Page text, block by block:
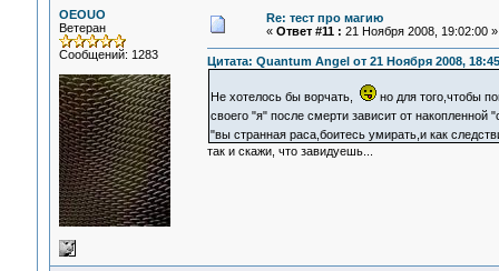
OEOUO
Ветеран
Сообщений: 1283
Re: тест про магию
« Ответ #11 : 21 Ноября 2008, 19:02:00 »
Цитата: Quantum Angel от 21 Ноября 2008,
Не хотелось бы ворчать,
но для того,чтобы
своего "я" после смерти зависит от накопленной
"вы странная раса,боитесь умирать,и как
так и скажи, что завидуешь...